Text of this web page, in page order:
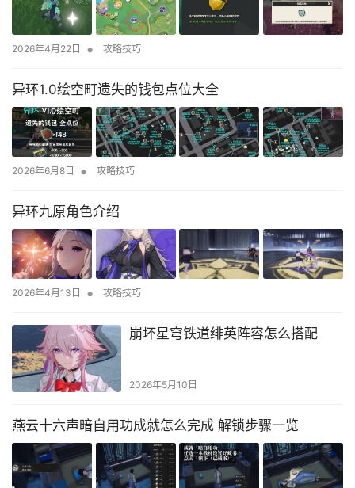
2026年4月22日 • 攻略技巧
异环1.0绘空町遗失的钱包点位大全
2026年6月8日 • 攻略技巧
异环九原角色介绍
2026年4月13日 • 攻略技巧
崩坏星穹铁道绯英阵容怎么搭配
2026年5月10日
燕云十六声暗自用功成就怎么完成 解锁步骤一览